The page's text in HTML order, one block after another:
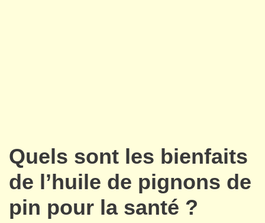
Quels sont les bienfaits
de l’huile de pignons de
pin pour la santé ?